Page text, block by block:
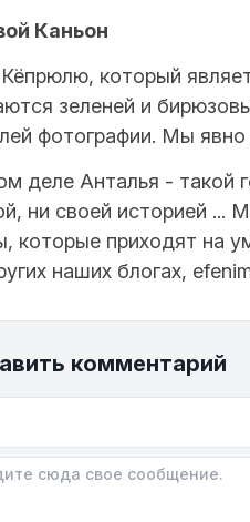
Каньон
который
зеленей и
фотографии. Мы явно
деле Анталья - такой
ни своей историей
которые приходят на
наших блогах,
комментарий